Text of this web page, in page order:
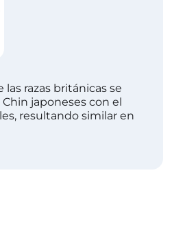
las razas británicas se
japoneses con el
resultando similar en